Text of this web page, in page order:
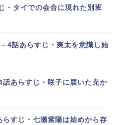
・タイでの会合に現れた別班
4話あらすじ・爽太を意識し始
話あらすじ・咲子に届いた充か
すじ・七瀬紫陽は始めから存